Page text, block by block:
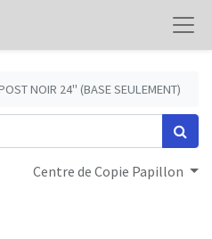
NOIR 24" (BASE SEULEMENT)
Centre de Copie Papillon